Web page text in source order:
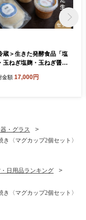
蔵＞生きた発酵食品「塩
玉ねぎ塩麹・玉ねぎ醤油
金額 17,000円
・グラス
〈マグカップ2個セット〉
日用品ランキング
〈マグカップ2個セット〉